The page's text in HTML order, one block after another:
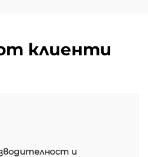
клиенти
и